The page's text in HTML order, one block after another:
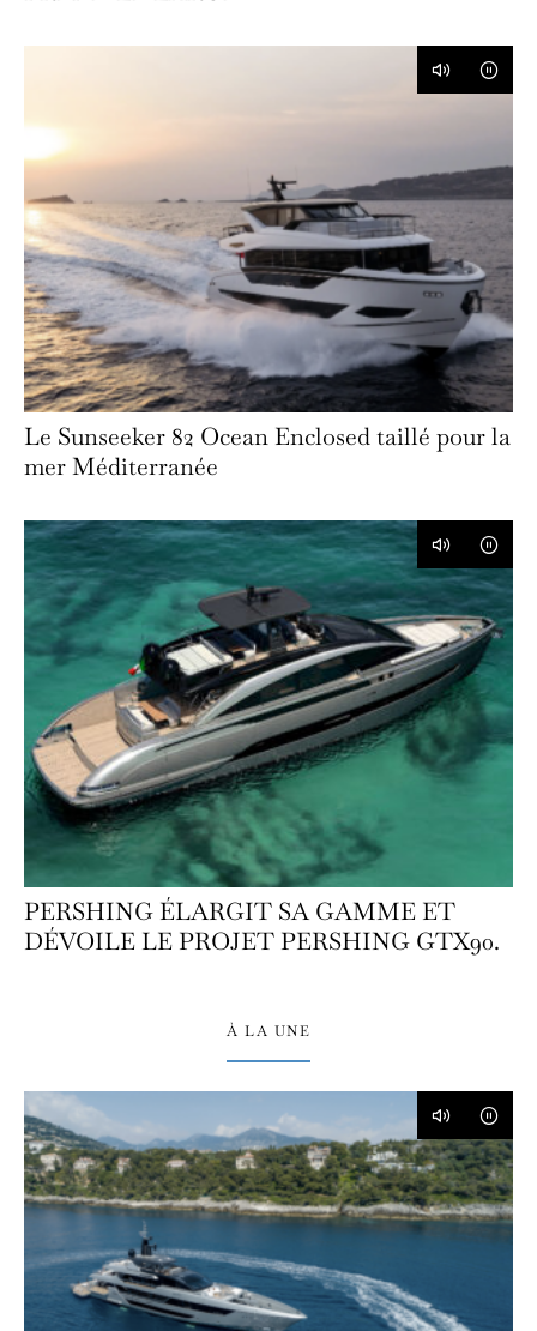
Le Sunseeker 82 Ocean Enclosed taillé pour la
mer Méditerranée
PERSHING ÉLARGIT SA GAMME ET
DÉVOILE LE PROJET PERSHING GTX90.
À LA UNE